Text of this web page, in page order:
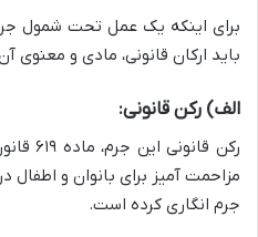
برای اینکه یک عمل تحت شمول جرم
باید ارکان قانونی، مادی و معنوی
الف) رکن قانونی:
رکن
مزاحمت آمیز برای بانوان و اطفال
جرم انگاری کرده است.